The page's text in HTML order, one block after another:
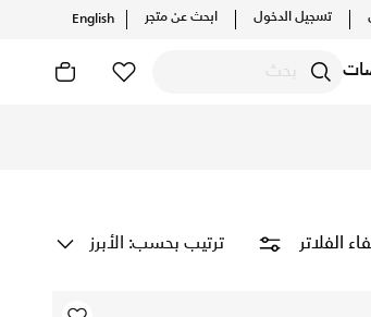
تسجيل الدخول ابحث عن متجر English
ترتيب بحسب: الأبرز